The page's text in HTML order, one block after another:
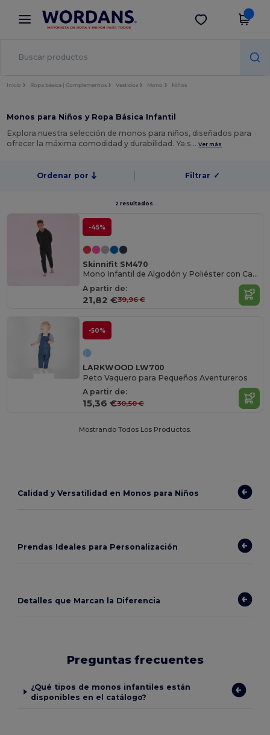
× App de Wordans
¡Mejores precios en app!
Descargar app
Inicio Ropa básica | Complementos Vestidos Mono Niños
Monos para Niños y Ropa Básica Infantil
Explora nuestra selección de monos para niños, diseñados para
ofrecer la máxima comodidad y durabilidad. Ya s…Ver más
Ordenar por Filtrar ✓
2 resultados.
-45%
Skinnifit SM470
Mono Infantil de Algodón y Poliéster con Capucha
A partir de:
21,82 €39,96 €
-50%
LARKWOOD LW700
Peto Vaquero para Pequeños Aventureros
A partir de:
15,36 €30,50 €
Mostrando Todos Los Productos.
Calidad y Versatilidad en Monos para Niños
Prendas Ideales para Personalización
Detalles que Marcan la Diferencia
Preguntas frecuentes
¿Qué tipos de monos infantiles están
disponibles en el catálogo?